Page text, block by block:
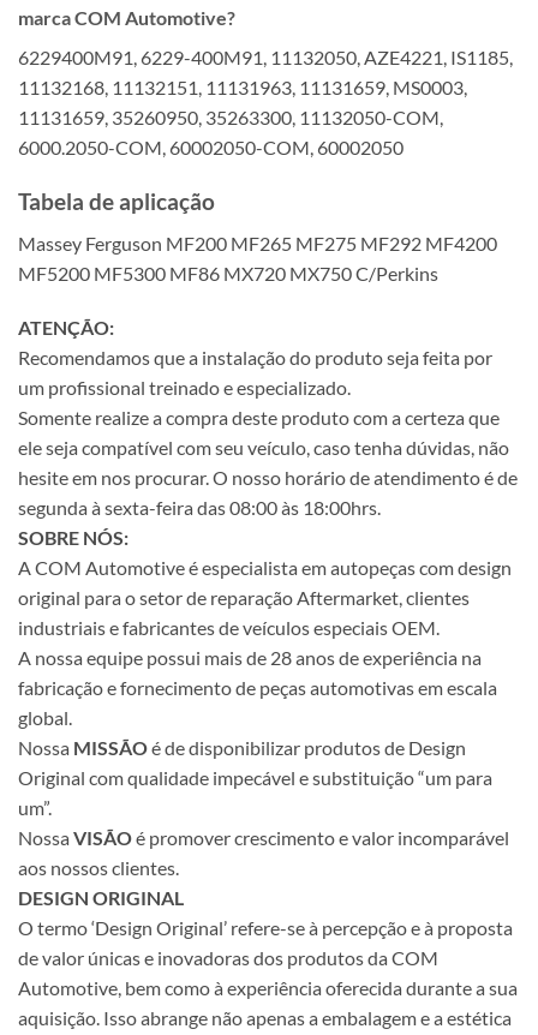
marca COM Automotive?
6229400M91, 6229-400M91, 11132050, AZE4221, IS1185,
11132168, 11132151, 11131963, 11131659, MS0003,
11131659, 35260950, 35263300, 11132050-COM,
6000.2050-COM, 60002050-COM, 60002050
Tabela de aplicação
Massey Ferguson MF200 MF265 MF275 MF292 MF4200
MF5200 MF5300 MF86 MX720 MX750 C/Perkins
ATENÇÃO:
Recomendamos que a instalação do produto seja feita por
um profissional treinado e especializado.
Somente realize a compra deste produto com a certeza que
ele seja compatível com seu veículo, caso tenha dúvidas, não
hesite em nos procurar. O nosso horário de atendimento é de
segunda à sexta-feira das 08:00 às 18:00hrs.
SOBRE NÓS:
A COM Automotive é especialista em autopeças com design
original para o setor de reparação Aftermarket, clientes
industriais e fabricantes de veículos especiais OEM.
A nossa equipe possui mais de 28 anos de experiência na
fabricação e fornecimento de peças automotivas em escala
global.
Nossa MISSÃOé de disponibilizar produtos de Design
Original com qualidade impecável e substituição “um para
um”.
Nossa VISÃOé promover crescimento e valor incomparável
aos nossos clientes.
DESIGN ORIGINAL
O termo ‘Design Original’ refere-se à percepção e à proposta
de valor únicas e inovadoras dos produtos da COM
Automotive, bem como à experiência oferecida durante a sua
aquisição. Isso abrange não apenas a embalagem e a estética